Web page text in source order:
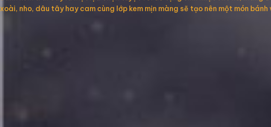
xoài, nho, dâu tây hay cam cùng lớp kem mịn màng sẽ tạo nên một món